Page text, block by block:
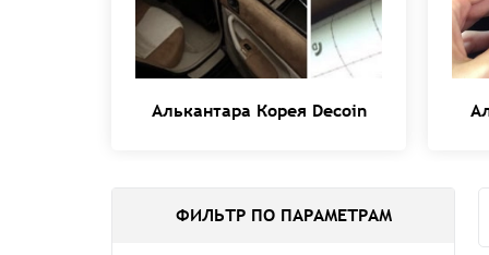
Алькантара Корея Decoin
ФИЛЬТР ПО ПАРАМЕТРАМ